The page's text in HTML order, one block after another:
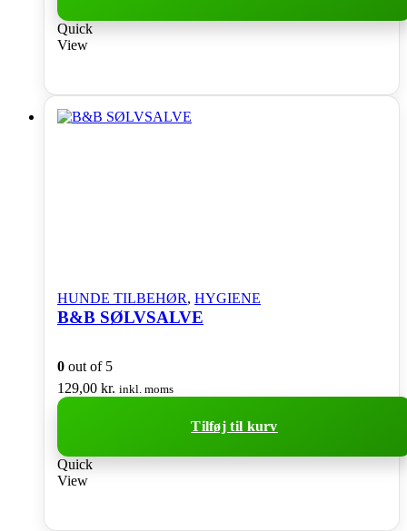
Quick
View
HUNDE TILBEHØR, HYGIENE
B&B SØLVSALVE
0 out of 5
129,00 kr. inkl. moms
Tilføj til kurv
Quick
View